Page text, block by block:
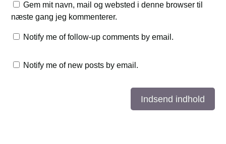
Gem mit navn, mail og websted i denne browser til
næste gang jeg kommenterer.
Notify me of follow-up comments by email.
Notify me of new posts by email.
Indsend indhold